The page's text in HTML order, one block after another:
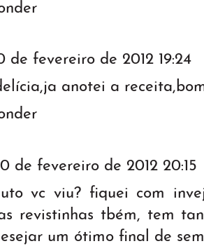
de fevereiro de 2012 19:24
anotei a
de fevereiro de 2012 20:15
vc viu? fiquei com
revistinhas tbém, tem
um ótimo final de